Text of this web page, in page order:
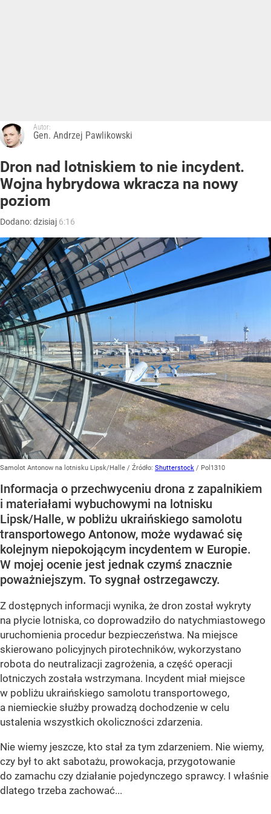
Autor:
Gen. Andrzej Pawlikowski
Dron nad lotniskiem to nie incydent.
Wojna hybrydowa wkracza na nowy
poziom
Dodano:dzisiaj 6:16
Samolot Antonow na lotnisku Lipsk/Halle / Źródło: Shutterstock / Pol1310
Informacja o przechwyceniu drona z zapalnikiem
i materiałami wybuchowymi na lotnisku
Lipsk/Halle, w pobliżu ukraińskiego samolotu
transportowego Antonow, może wydawać się
kolejnym niepokojącym incydentem w Europie.
W mojej ocenie jest jednak czymś znacznie
poważniejszym. To sygnał ostrzegawczy.
Z dostępnych informacji wynika, że dron został wykryty
na płycie lotniska, co doprowadziło do natychmiastowego
uruchomienia procedur bezpieczeństwa. Na miejsce
skierowano policyjnych pirotechników, wykorzystano
robota do neutralizacji zagrożenia, a część operacji
lotniczych została wstrzymana. Incydent miał miejsce
w pobliżu ukraińskiego samolotu transportowego,
a niemieckie służby prowadzą dochodzenie w celu
ustalenia wszystkich okoliczności zdarzenia.
Nie wiemy jeszcze, kto stał za tym zdarzeniem. Nie wiemy,
czy był to akt sabotażu, prowokacja, przygotowanie
do zamachu czy działanie pojedynczego sprawcy. I właśnie
dlatego trzeba zachować...